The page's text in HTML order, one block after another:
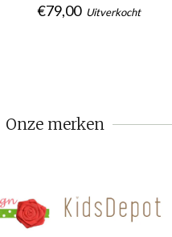
€79,00 Uitverkocht
Onze merken